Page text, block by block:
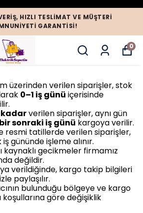
HIZLI TESLIMAT VE MÜŞTERI
GARANTISI!
0
üzerinden verilen siparişler, stok
0–1 iş günü içerisinde
kadarverilen siparişler, aynı gün
bir sonraki iş günü kargoya verilir.
resmi tatillerde verilen siparişler,
gününde işleme alınır.
kaynaklı gecikmeler firmamız
değildir.
verildiğinde, kargo takip bilgileri
paylaşılır.
bulunduğu bölgeye ve kargo
koşullarına göre değişiklik